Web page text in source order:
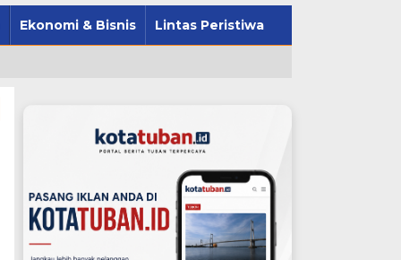
Ekonomi & Bisnis Lintas Peristiwa